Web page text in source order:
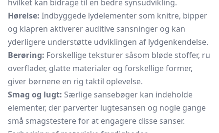
hvilket kan bidrage til en bedre synsudvikling.
Hørelse: Indbyggede lydelementer som knitre, bipper
og klapren aktiverer auditive sansninger og kan
yderligere understøtte udviklingen af lydgenkendelse.
Berøring: Forskellige teksturer såsom bløde stoffer, ru
overflader, glatte materialer og forskellige former,
giver børnene en rig taktil oplevelse.
Smag og lugt: Særlige sansebøger kan indeholde
elementer, der parverter lugtesansen og nogle gange
små smagstestere for at engagere disse sanser.